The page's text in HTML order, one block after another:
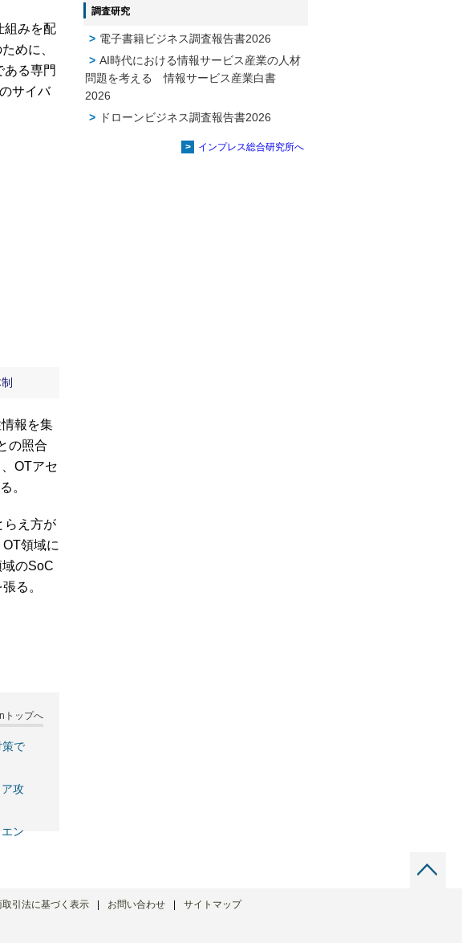
組みを配
めに、
ある専門
サイバ
報を集
の照合
OTアセ
。
らえ方が
領域に
のSoC
る。
策で
攻
ン
トップへ
調査研究
電子書籍ビジネス調査報告書2026
AI時代における情報サービス産業の⼈材
問題を考える 情報サービス産業⽩書
2026
ドローンビジネス調査報告書2026
インプレス総合研究所へ
取引法に基づく表示 お問い合わせ サイトマップ